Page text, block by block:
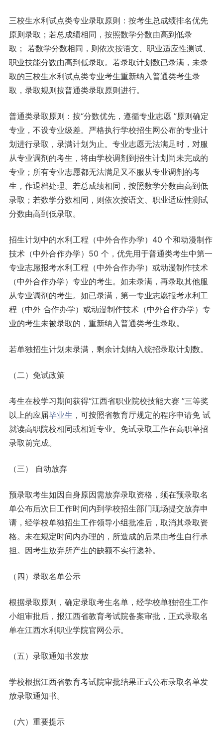
三校生水利试点类专业录取原则：按考生总成绩排名优先
原则录取；若总成绩相同，按照数学分数由高到低录
取； 若数学分数相同，则依次按语文、职业适应性测试、
职业技能分数由高到低录取。若录取计划数已录满，未录
取的三校生水利试点类专业考生重新纳入普通类考生录
取，录取规则按普通类录取原则进行。
普通类录取原则：按“分数优先，遵循专业志愿 ”原则确定
专业，不设专业级差。严格执行学校招生网公布的专业计
划进行录取，录满计划为止。专业志愿无法满足时，对服
从专业调剂的考生，将由学校调剂到招生计划尚未完成的
专业；所有专业志愿都无法满足又不服从专业调剂的考
生，作退档处理。若总成绩相同，按照数学分数由高到低
录取；若数学分数相同，则依次按语文、职业适应性测试
分数由高到低录取。
招生计划中的水利工程（中外合作办学）40 个和动漫制作
技术（中外合作办学）50 个，优先用于普通类考生中第一
专业志愿报考水利工程（中外合作办学）或动漫制作技术
（中外合作办学）专业的考生。如未录满，再录取其他服
从专业调剂的考生。如已录满，第一专业志愿报考水利工
程（中外 合作办学）或动漫制作技术（中外合作办学）专
业的考生未被录取的，重新纳入普通类考生录取。
若单独招生计划未录满，剩余计划纳入统招录取计划数。
（二）免试政策
考生在校学习期间获得“江西省职业院校技能大赛 ”三等奖
以上的应届毕业生 ，可按照省教育厅规定的程序申请免 试
就读高职院校相同或相近专业。免试录取工作在高职单招
录取前完成。
（三） 自动放弃
预录取考生如因自身原因需放弃录取资格，须在预录取名
单公布后次日工作时间内到学校招生部门现场提交放弃申
请，经学校单独招生工作领导小组批准后，取消其录取资
格。未在规定时间内办理的，所造成的后果由考生自行承
担。因考生放弃所产生的缺额不实行递补。
（四）录取名单公示
根据录取原则，确定录取考生名单，经学校单独招生工作
小组审批后，报江西省教育考试院备案审批，正式录取名
单在江西水利职业学院官网公示。
（五）录取通知书发放
学校根据江西省教育考试院审批结果正式公布录取名单发
放录取通知书。
（六）重要提示